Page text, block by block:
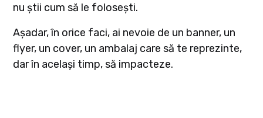
nu știi cum să le folosești.
Așadar, în orice faci, ai nevoie de un banner, un
flyer, un cover, un ambalaj care să te reprezinte,
dar în același timp, să impacteze.